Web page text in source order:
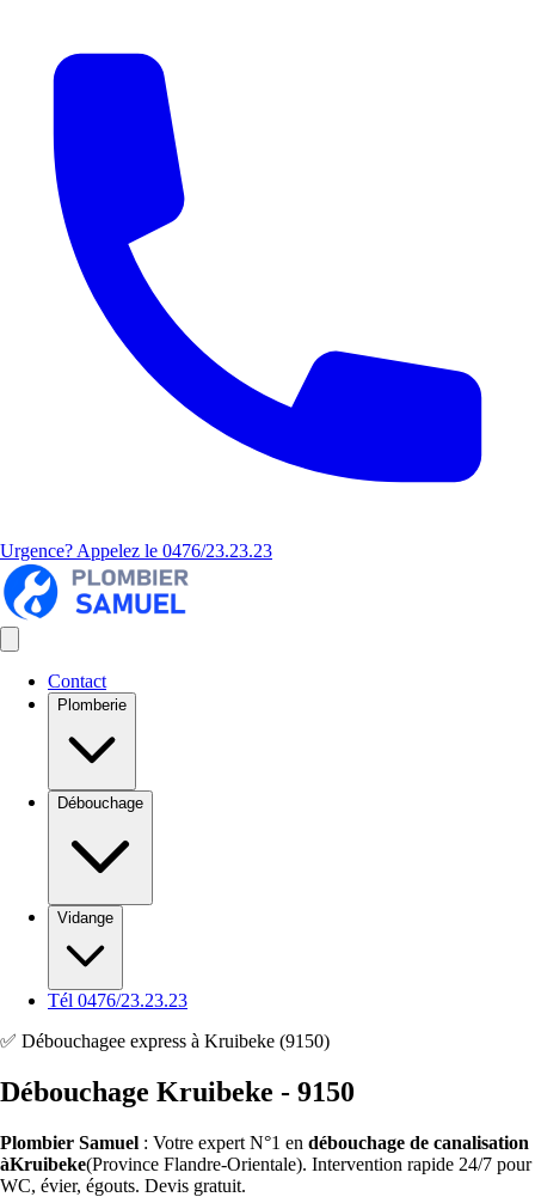
Urgence? Appelez le 0476/23.23.23
Contact
Plomberie
Débouchage
Vidange
Tél 0476/23.23.23
✅ Débouchagee express à Kruibeke (9150)
Débouchage Kruibeke - 9150
Plombier Samuel : Votre expert N°1 en débouchage de canalisation
àKruibeke(Province Flandre-Orientale). Intervention rapide 24/7 pour
WC, évier, égouts. Devis gratuit.